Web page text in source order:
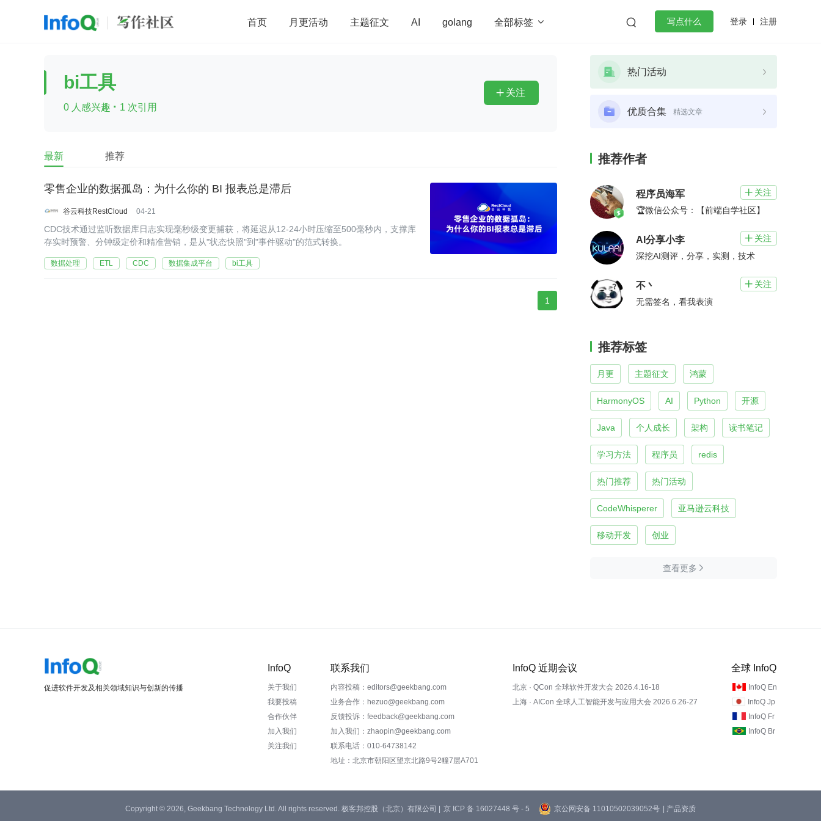
首页 月更活动 主题征文 AI golang 全部标签   写点什么 登录 注册
前端 AI redis
查看更多
bi工具
0 人感兴趣 · 1 次引用
 关注
最新 推荐
零售企业的数据孤岛：为什么你的 BI 报表总是滞后
谷云科技RestCloud 04-21
CDC技术通过监听数据库日志实现毫秒级变更捕获，将延迟从12-24小时压缩至500毫秒内，支撑库
存实时预警、分钟级定价和精准营销，是从"状态快照"到"事件驱动"的范式转换。
数据处理 ETL CDC 数据集成平台 bi工具
1
热门活动
优质合集 精选文章
推荐作者
程序员海军  关注
🏆微信公众号：【前端自学社区】
AI分享小李  关注
深挖AI测评，分享，实测，技术
不丶  关注
无需签名，看我表演
推荐标签
月更 主题征文 鸿蒙
HarmonyOS AI Python 开源
Java 个人成长 架构 读书笔记
学习方法 程序员 redis
热门推荐 热门活动
CodeWhisperer 亚马逊云科技
移动开发 创业
查看更多 
促进软件开发及相关领域知识与创新的传播
InfoQ
关于我们
我要投稿
合作伙伴
加入我们
关注我们
联系我们
内容投稿：editors@geekbang.com
业务合作：hezuo@geekbang.com
反馈投诉：feedback@geekbang.com
加入我们：zhaopin@geekbang.com
联系电话：010-64738142
地址：北京市朝阳区望京北路9号2幢7层A701
InfoQ 近期会议
北京 · QCon 全球软件开发大会 2026.4.16-18
上海 · AICon 全球人工智能开发与应用大会 2026.6.26-27
全球 InfoQ
InfoQ En
InfoQ Jp
InfoQ Fr
InfoQ Br
Copyright © 2026, Geekbang Technology Ltd. All rights reserved. 极客邦控股（北京）有限公司 | 京 ICP 备 16027448 号 - 5 京公网安备 11010502039052号 | 产品资质